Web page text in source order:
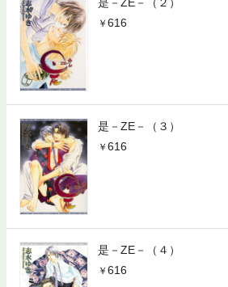
是－ZE－（２）
616
是－ZE－（３）
616
是－ZE－（４）
616